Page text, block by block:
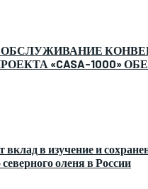
«CASA-1000»
вклад в изучение и
оленя в России